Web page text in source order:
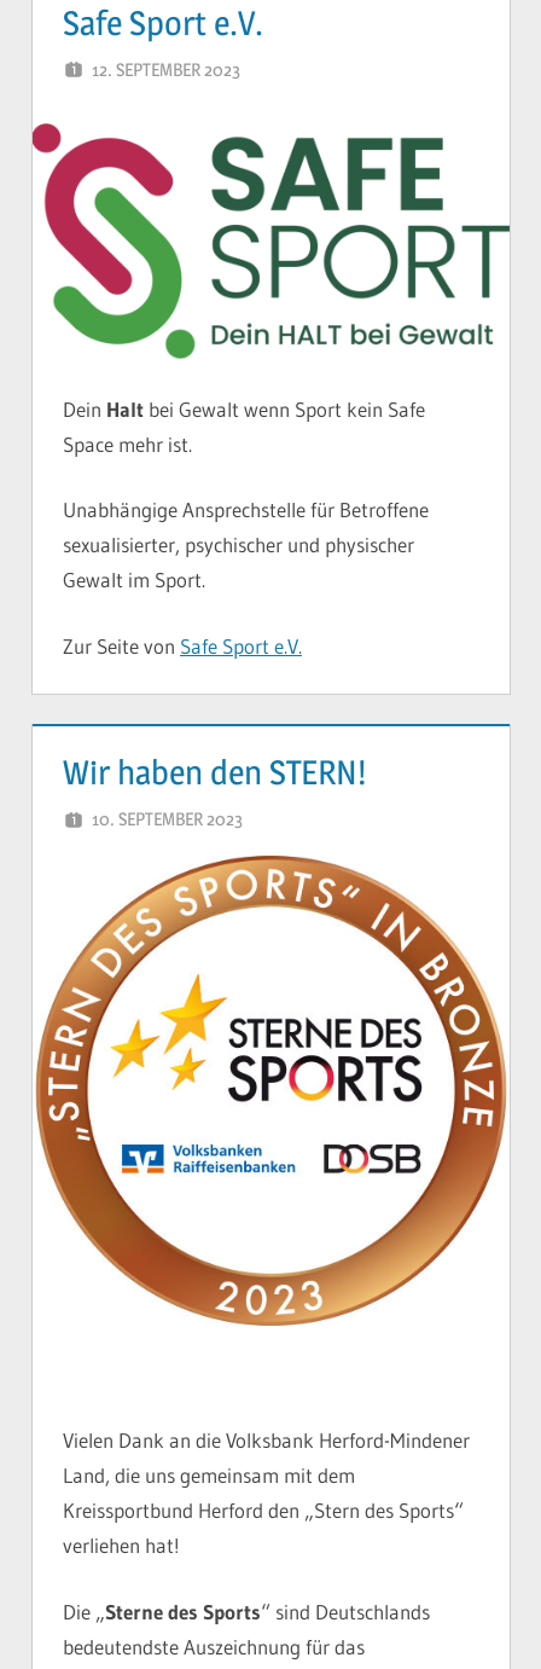
Safe Sport e.V.
12. SEPTEMBER 2023
Dein Halt bei Gewalt wenn Sport kein Safe
Space mehr ist.
Unabhängige Ansprechstelle für Betroffene
sexualisierter, psychischer und physischer
Gewalt im Sport.
Zur Seite von Safe Sport e.V.
Wir haben den STERN!
10. SEPTEMBER 2023
Vielen Dank an die Volksbank Herford-Mindener
Land, die uns gemeinsam mit dem
Kreissportbund Herford den „Stern des Sports“
verliehen hat!
Die „Sternedes Sports“ sind Deutschlands
bedeutendste Auszeichnung für das